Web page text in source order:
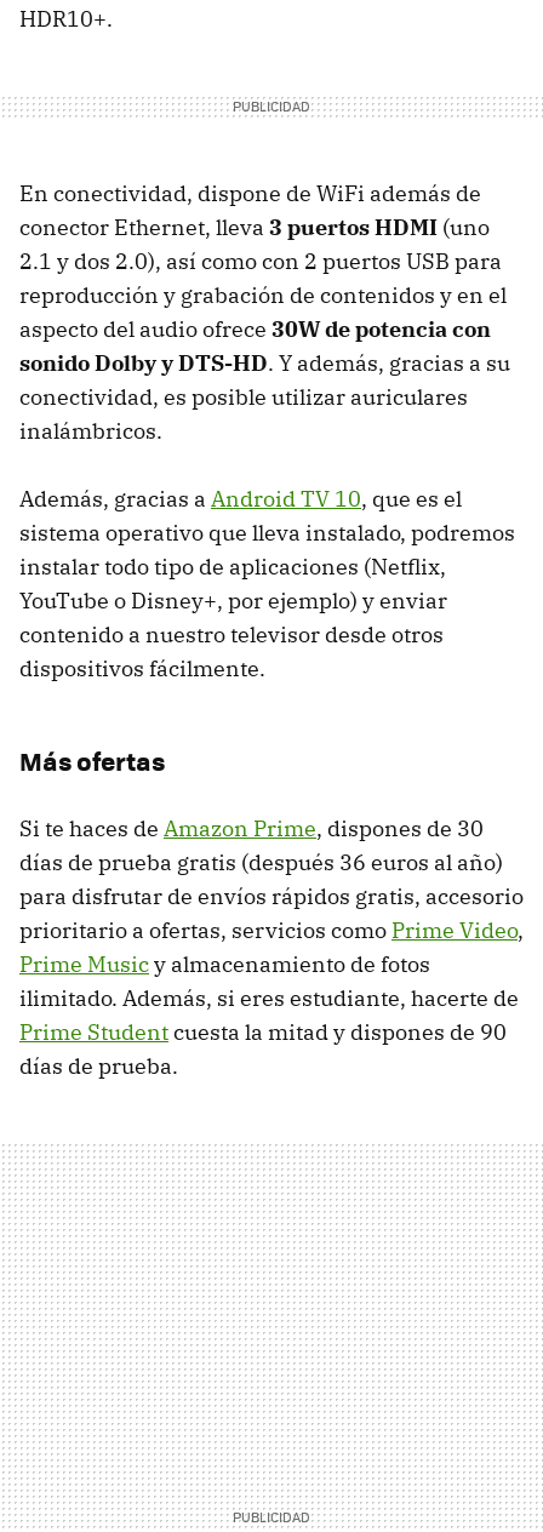
HDR10+.
En conectividad, dispone de WiFi además de
conector Ethernet, lleva 3 puertos HDMI (uno
2.1 y dos 2.0), así como con 2 puertos USB para
reproducción y grabación de contenidos y en el
aspecto del audio ofrece 30W de potencia con
sonido Dolby y DTS-HD. Y además, gracias a su
conectividad, es posible utilizar auriculares
inalámbricos.
Además, gracias a Android TV 10, que es el
sistema operativo que lleva instalado, podremos
instalar todo tipo de aplicaciones (Netflix,
YouTube o Disney+, por ejemplo) y enviar
contenido a nuestro televisor desde otros
dispositivos fácilmente.
Más ofertas
Si te haces de Amazon Prime, dispones de 30
días de prueba gratis (después 36 euros al año)
para disfrutar de envíos rápidos gratis, accesorio
prioritario a ofertas, servicios como Prime Video,
Prime Musicy almacenamiento de fotos
ilimitado. Además, si eres estudiante, hacerte de
Prime Studentcuesta la mitad y dispones de 90
días de prueba.